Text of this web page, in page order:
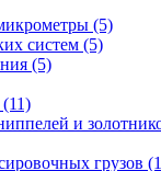
(5)
систем (5)
(5)
и
грузов